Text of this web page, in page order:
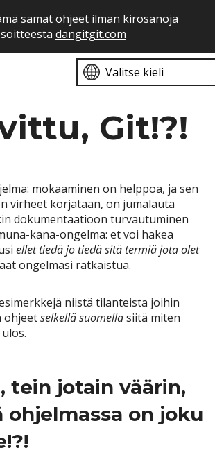
samat ohjeet ilman kirosanoja
dangitgit.com
Valitse kieli
Git!?!
mokaaminen on helppoa, ja sen
virheet korjataan, on jumalauta
dokumentaatioon turvautuminen
kana-ongelma: et voi hakea
ellet tiedä jo tiedä sitä termiä jota olet
ongelmasi ratkaistua.
niistä tilanteista joihin
ohjeetselkellä suomellasiitä miten
tein jotain väärin,
ohjelmassa on joku